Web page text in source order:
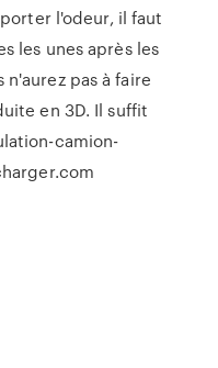
l'odeur, il faut
les unes après les
pas à faire
en 3D. Il suffit
camion-